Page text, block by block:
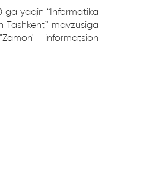
ga yaqin “Informatika
mavzusiga
informatsion